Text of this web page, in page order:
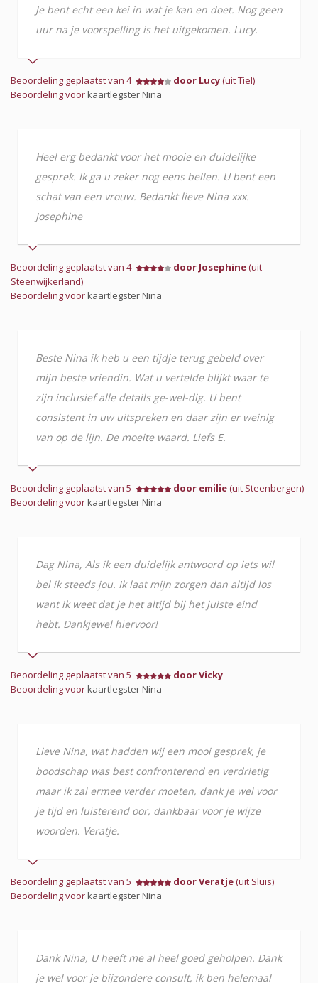
Je bent echt een kei in wat je kan en doet. Nog geen
uur na je voorspelling is het uitgekomen. Lucy.
Beoordeling geplaatst van 4 door Lucy(uit Tiel)
Beoordeling voorkaartlegster Nina
Heel erg bedankt voor het mooie en duidelijke
gesprek. Ik ga u zeker nog eens bellen. U bent een
schat van een vrouw. Bedankt lieve Nina xxx.
Josephine
Beoordeling geplaatst van 4 door Josephine(uit
Steenwijkerland)
Beoordeling voorkaartlegster Nina
Beste Nina ik heb u een tijdje terug gebeld over
mijn beste vriendin. Wat u vertelde blijkt waar te
zijn inclusief alle details ge-wel-dig. U bent
consistent in uw uitspreken en daar zijn er weinig
van op de lijn. De moeite waard. Liefs E.
Beoordeling geplaatst van 5 door emilie(uit Steenbergen)
Beoordeling voorkaartlegster Nina
Dag Nina, Als ik een duidelijk antwoord op iets wil
bel ik steeds jou. Ik laat mijn zorgen dan altijd los
want ik weet dat je het altijd bij het juiste eind
hebt. Dankjewel hiervoor!
Beoordeling geplaatst van 5
door Vicky
Beoordeling voorkaartlegster Nina
Lieve Nina, wat hadden wij een mooi gesprek, je
boodschap was best confronterend en verdrietig
maar ik zal ermee verder moeten, dank je wel voor
je tijd en luisterend oor, dankbaar voor je wijze
woorden. Veratje.
Beoordeling geplaatst van 5 door Veratje(uit Sluis)
Beoordeling voorkaartlegster Nina
Dank Nina, U heeft me al heel goed geholpen. Dank
je wel voor je bijzondere consult, ik ben helemaal